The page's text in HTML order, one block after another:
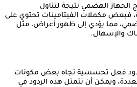
الجهاز الهضمي نتيجة لتناول
فبعض مكملات الفيتامينات تحتوي على
مما يؤدي إلى ظهور أعراض، مثل
والإسهال.
فعل تحسسية تجاه بعض مكونات
ويمكن أن تتمثل هذه الردود في